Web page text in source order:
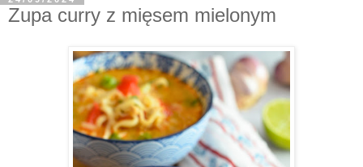
Zupa curry z mięsem mielonym